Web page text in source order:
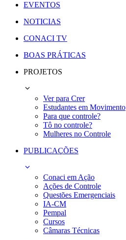
EVENTOS
NOTICIAS
CONACI TV
BOAS PRÁTICAS
PROJETOS
Ver para Crer
Estudantes em Movimento
Para que controle?
Tô no controle?
Mulheres no Controle
PUBLICAÇÕES
Conaci em Ação
Ações de Controle
Questões Emergenciais
IA-CM
Pempal
Cursos
Câmaras Técnicas